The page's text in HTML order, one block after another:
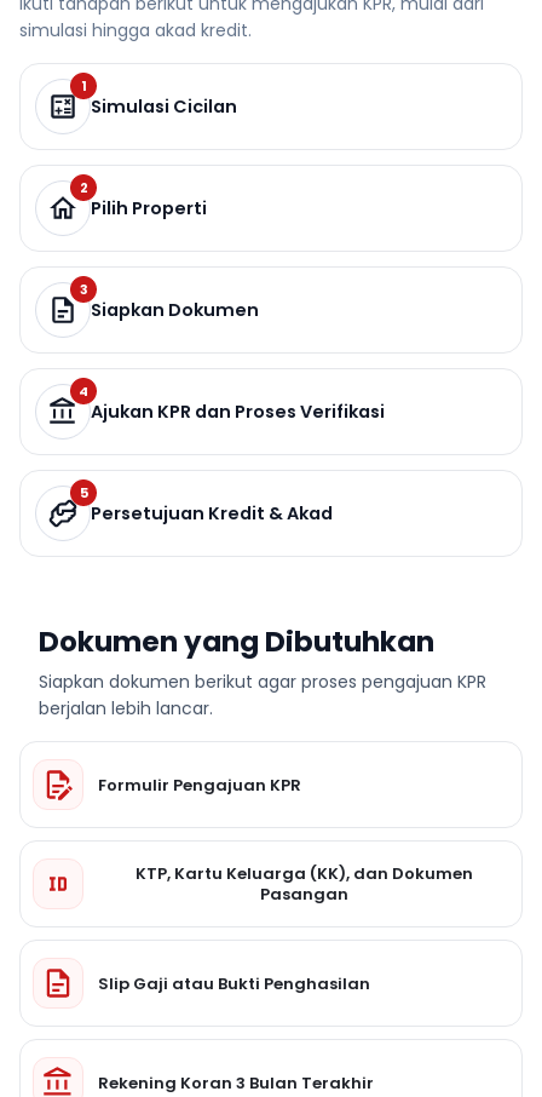
simulasi hingga akad kredit.
1
Simulasi Cicilan
2
Pilih Properti
3
Siapkan Dokumen
4
Ajukan KPR dan Proses Verifikasi
5
Persetujuan Kredit & Akad
Dokumen yang Dibutuhkan
Siapkan dokumen berikut agar proses pengajuan KPR
berjalan lebih lancar.
Formulir Pengajuan KPR
KTP, Kartu Keluarga (KK), dan Dokumen
Pasangan
Slip Gaji atau Bukti Penghasilan
Rekening Koran 3 Bulan Terakhir